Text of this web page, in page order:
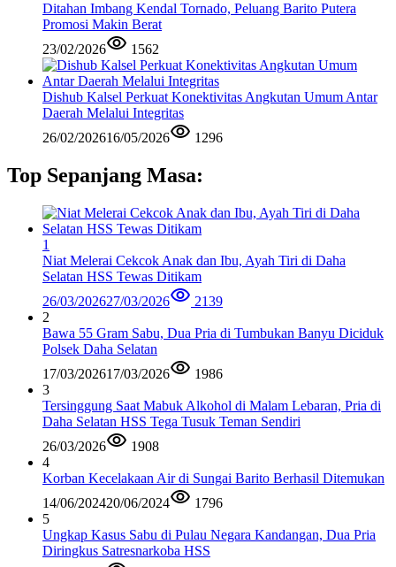
Ditahan Imbang Kendal Tornado, Peluang Barito Putera
Promosi Makin Berat
23/02/2026
1562
Dishub Kalsel Perkuat Konektivitas Angkutan Umum Antar
Daerah Melalui Integritas
26/02/202616/05/2026 1296
Top Sepanjang Masa:
1
Niat Melerai Cekcok Anak dan Ibu, Ayah Tiri di Daha
Selatan HSS Tewas Ditikam
26/03/202627/03/2026
2139
2
Bawa 55 Gram Sabu, Dua Pria di Tumbukan Banyu Diciduk
Polsek Daha Selatan
17/03/202617/03/2026
1986
3
Tersinggung Saat Mabuk Alkohol di Malam Lebaran, Pria di
Daha Selatan HSS Tega Tusuk Teman Sendiri
26/03/2026
1908
4
Korban Kecelakaan Air di Sungai Barito Berhasil Ditemukan
14/06/202420/06/2024
1796
5
Ungkap Kasus Sabu di Pulau Negara Kandangan, Dua Pria
Diringkus Satresnarkoba HSS